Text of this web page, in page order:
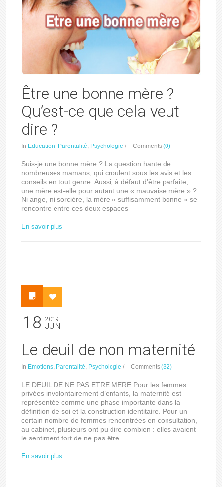
Être une bonne mère ?
Qu’est-ce que cela veut
dire ?
In Education, Parentalité, Psychologie / Comments(0)
Suis-je une bonne mère ? La question hante de
nombreuses mamans, qui croulent sous les avis et les
conseils en tout genre. Aussi, à défaut d’être parfaite,
une mère est-elle pour autant une « mauvaise mère » ?
Ni ange, ni sorcière, la mère « suffisamment bonne » se
rencontre entre ces deux espaces
En savoir plus
18 2019
JUIN
Le deuil de non maternité
In Emotions, Parentalité, Psychologie / Comments(32)
LE DEUIL DE NE PAS ETRE MERE Pour les femmes
privées involontairement d’enfants, la maternité est
représentée comme une phase importante dans la
définition de soi et la construction identitaire. Pour un
certain nombre de femmes rencontrées en consultation,
au cabinet, plusieurs ont pu dire combien : elles avaient
le sentiment fort de ne pas être…
En savoir plus